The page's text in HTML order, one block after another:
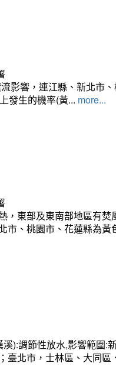
影響，連江縣、新北市
發生的機率(黃... more...
，東部及東南部地區有
市、桃園市、花蓮縣為
):調節性放水,影響範圍
臺北市，士林區、大同